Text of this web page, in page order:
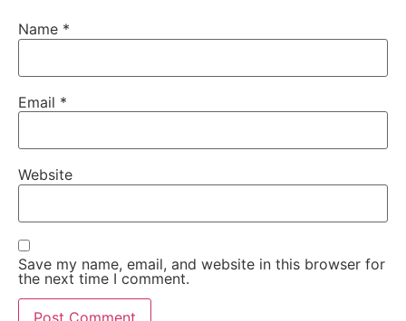
Name *
Email *
Website
Save my name, email, and website in this browser for
the next time I comment.